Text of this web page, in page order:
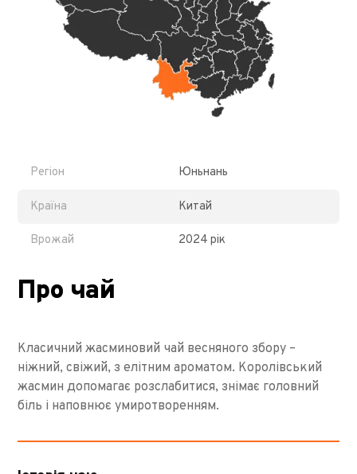
Регіон Юньнань
Країна Китай
Врожай 2024 рік
Про чай
Класичний жасминовий чай весняного збору –
ніжний, свіжий, з елітним ароматом. Королівський
жасмин допомагає розслабитися, знімає головний
біль і наповнює умиротворенням.